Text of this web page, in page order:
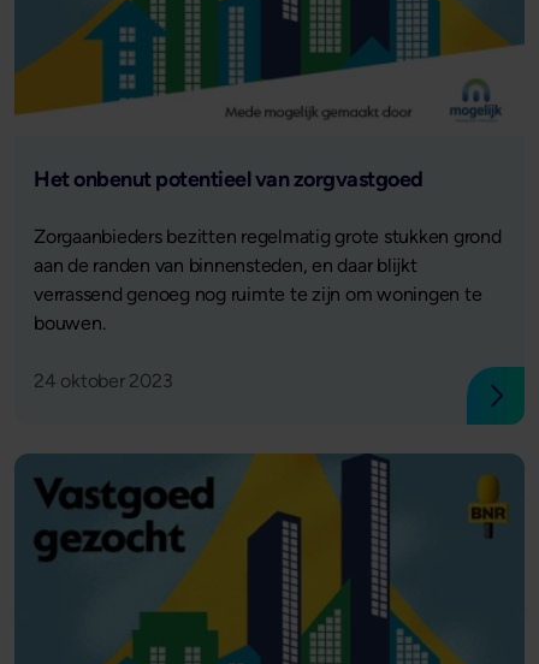
Lees verder
Het onbenut potentieel van zorgvastgoed
Zorgaanbieders bezitten regelmatig grote stukken grond
aan de randen van binnensteden, en daar blijkt
verrassend genoeg nog ruimte te zijn om woningen te
bouwen.
24 oktober 2023